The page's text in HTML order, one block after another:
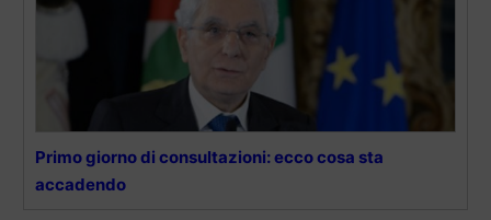
Primo giorno di consultazioni: ecco cosa sta
accadendo